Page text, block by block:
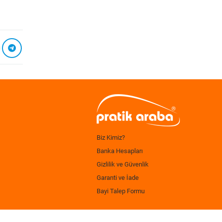
Biz Kimiz?
Banka Hesapları
Gizlilik ve Güvenlik
Garanti ve İade
Bayi Talep Formu